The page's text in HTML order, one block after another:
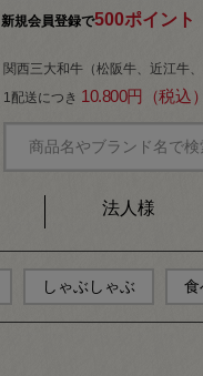
新規会員登録で500ポイント
関西三大和牛（松阪牛、近江牛
1配送につき 10.800円（税込
法人様
しゃぶしゃぶ 食